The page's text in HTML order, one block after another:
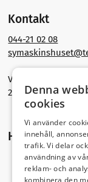
Kontakt
044-21 02 08
Västra Storgatan 30
291 30 Kristianstad
Hitta hit
Denna
cookies
Vi använder
innehåll,
trafik. Vi delar
användning av
reklam- och
kombinera den